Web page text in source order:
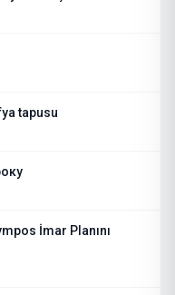
tapusu
İmar Planını